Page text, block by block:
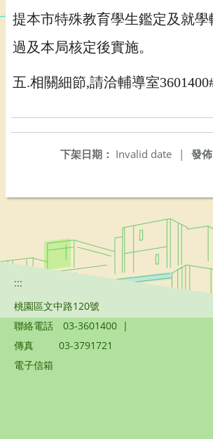
提本市特殊教育學生鑑定及就學
過及本局核定後實施。
五.相關細節,請洽輔導室
發
下架日期： Invalid date
|
:::
桃園區文中路120號
聯絡電話
03-3601400 |
傳真
03-3791721
電子信箱